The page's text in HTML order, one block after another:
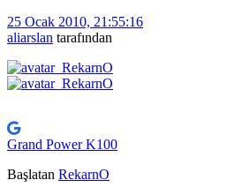
25 Ocak 2010, 21:55:16
aliarslan tarafından
Grand Power K100
Başlatan RekarnO